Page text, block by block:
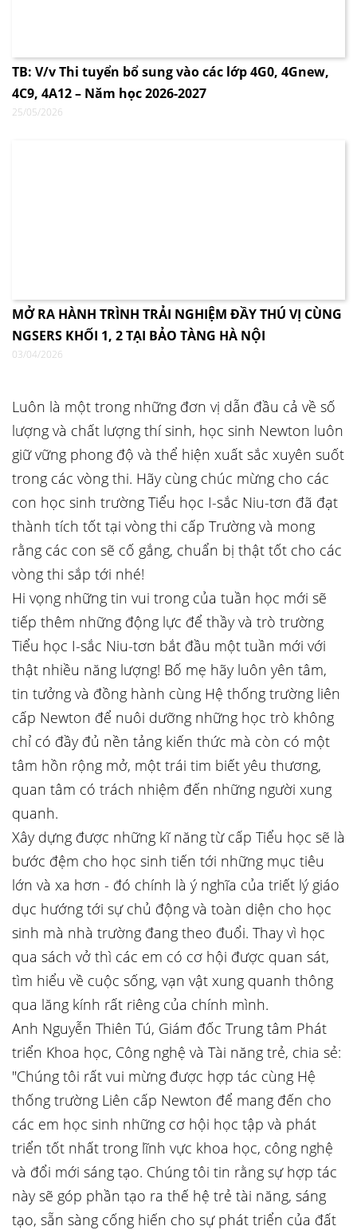
TB: V/v Thi tuyển bổ sung vào các lớp 4G0, 4Gnew,
4C9, 4A12 – Năm học 2026-2027
25/05/2026
MỞ RA HÀNH TRÌNH TRẢI NGHIỆM ĐẦY THÚ VỊ CÙNG
NGSERS KHỐI 1, 2 TẠI BẢO TÀNG HÀ NỘI
03/04/2026
Luôn là một trong những đơn vị dẫn đầu cả về số
lượng và chất lượng thí sinh, học sinh Newton luôn
giữ vững phong độ và thể hiện xuất sắc xuyên suốt
trong các vòng thi. Hãy cùng chúc mừng cho các
con học sinh trường Tiểu học I-sắc Niu-tơn đã đạt
thành tích tốt tại vòng thi cấp Trường và mong
rằng các con sẽ cố gắng, chuẩn bị thật tốt cho các
vòng thi sắp tới nhé!
Hi vọng những tin vui trong của tuần học mới sẽ
tiếp thêm những động lực để thầy và trò trường
Tiểu học I-sắc Niu-tơn bắt đầu một tuần mới với
thật nhiều năng lượng! Bố mẹ hãy luôn yên tâm,
tin tưởng và đồng hành cùng Hệ thống trường liên
cấp Newton để nuôi dưỡng những học trò không
chỉ có đầy đủ nền tảng kiến thức mà còn có một
tâm hồn rộng mở, một trái tim biết yêu thương,
quan tâm có trách nhiệm đến những người xung
quanh.
Xây dựng được những kĩ năng từ cấp Tiểu học sẽ là
bước đệm cho học sinh tiến tới những mục tiêu
lớn và xa hơn - đó chính là ý nghĩa của triết lý giáo
dục hướng tới sự chủ động và toàn diện cho học
sinh mà nhà trường đang theo đuổi. Thay vì học
qua sách vở thì các em có cơ hội được quan sát,
tìm hiểu về cuộc sống, vạn vật xung quanh thông
qua lăng kính rất riêng của chính mình.
Anh Nguyễn Thiên Tú, Giám đốc Trung tâm Phát
triển Khoa học, Công nghệ và Tài năng trẻ, chia sẻ:
"Chúng tôi rất vui mừng được hợp tác cùng Hệ
thống trường Liên cấp Newton để mang đến cho
các em học sinh những cơ hội học tập và phát
triển tốt nhất trong lĩnh vực khoa học, công nghệ
và đổi mới sáng tạo. Chúng tôi tin rằng sự hợp tác
này sẽ góp phần tạo ra thế hệ trẻ tài năng, sáng
tạo, sẵn sàng cống hiến cho sự phát triển của đất